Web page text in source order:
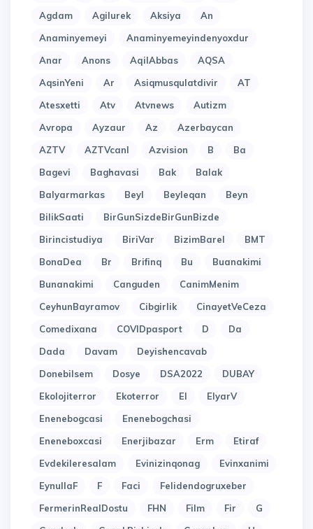
Agdam
Agilurek Aksiya
An
Anaminyemeyi
Anaminyemeyindenyoxdur
Anar
Anons AqilAbbas
AQSA
AqsinYeni
Ar Asiqmusqulatdivir
AT
Atesxetti
Atv Atvnews
Autizm
Avropa
Ayzaur Az
Azerbaycan
AZTV
AZTVcanl Azvision B
Ba
Bagevi
Baghavasi Bak
Balak
Balyarmarkas
Beyl Beyleqan
Beyn
BilikSaati
BirGunSizdeBirGunBizde
Birincistudiya
BiriVar BizimBarel
BMT
BonaDea
Br Brifinq Bu
Buanakimi
Bunanakimi
Canguden
CanimMenim
CeyhunBayramov
Cibgirlik
CinayetVeCeza
Comedixana
COVIDpasport D
Da
Dada
Davam
Deyishencavab
Donebilsem
Dosye DSA2022
DUBAY
Ekolojiterror
Ekoterror El
ElyarV
Enenebogcasi
Enenebogchasi
Eneneboxcasi
Enerjibazar Erm
Etiraf
Evdekileresalam
Evinizinqonag
Evinxanimi
EynullaF
F Faci
Felidendogruxeber
FermerinRealDostu
FHN Film Fir
G